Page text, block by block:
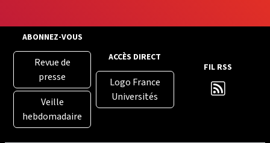
ABONNEZ-VOUS
Revue de
presse
Veille
hebdomadaire
ACCÈS DIRECT
Logo France
Universités
FIL RSS